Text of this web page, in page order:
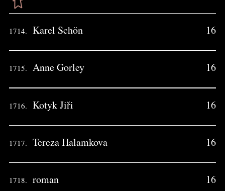
1714. Karel Schön 16
1715. Anne Gorley 16
1716. Kotyk Jiři 16
1717. Tereza Halamkova 16
1718. roman 16